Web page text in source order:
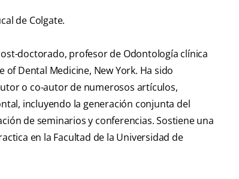
de Colgate.
doctorado, profesor de Odontología clínica
Dental Medicine, New York. Ha sido
o co-autor de numerosos artículos,
incluyendo la generación conjunta del
de seminarios y conferencias. Sostiene una
en la Facultad de la Universidad de